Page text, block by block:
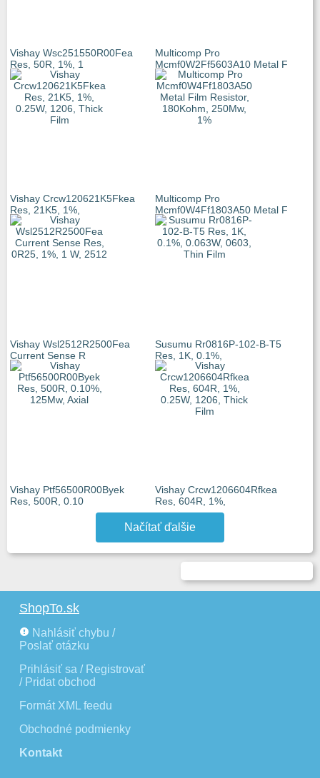
Vishay Wsc251550R00Fea
Res, 50R, 1%, 1
Multicomp Pro
Mcmf0W2Ff5603A10 Metal F
Vishay Crcw120621K5Fkea
Res, 21K5, 1%,
Multicomp Pro
Mcmf0W4Ff1803A50 Metal F
Vishay Wsl2512R2500Fea
Current Sense R
Susumu Rr0816P-102-B-T5
Res, 1K, 0.1%,
Vishay Ptf56500R00Byek
Res, 500R, 0.10
Vishay Crcw1206604Rfkea
Res, 604R, 1%,
Načítať ďalšie
ShopTo.sk
Nahlásiť chybu /
Poslať otázku
Prihlásiť sa / Registrovať
/ Pridat obchod
Formát XML feedu
Obchodné podmienky
Kontakt